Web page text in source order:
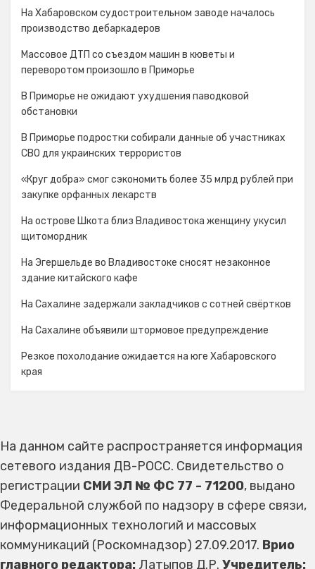
На Хабаровском судостроительном заводе началось
производство дебаркадеров
Массовое ДТП со съездом машин в кюветы и
переворотом произошло в Приморье
В Приморье не ожидают ухудшения паводковой
обстановки
В Приморье подростки собирали данные об участниках
СВО для украинских террористов
«Круг добра» смог сэкономить более 35 млрд рублей при
закупке орфанных лекарств
На острове Шкота близ Владивостока женщину укусил
щитомордник
На Эгершельде во Владивостоке сносят незаконное
здание китайского кафе
На Сахалине задержали закладчиков с сотней свёртков
На Сахалине объявили штормовое предупреждение
Резкое похолодание ожидается на юге Хабаровского
края
На данном сайте распространяется информация
сетевого издания ДВ-РОСС. Свидетельство о
регистрации СМИ ЭЛ № ФС 77 - 71200, выдано
Федеральной службой по надзору в сфере связи,
информационных технологий и массовых
коммуникаций (Роскомнадзор) 27.09.2017. Врио
главного редактора: Латыпов Д.Р. Учредитель: